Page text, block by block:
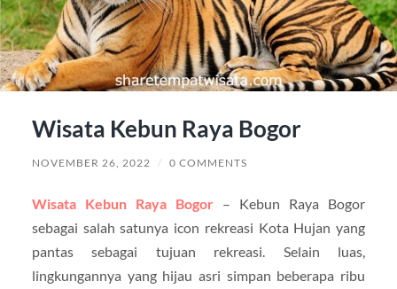
Wisata Kebun Raya Bogor
NOVEMBER 26, 2022 / 0 COMMENTS
Wisata Kebun Raya Bogor– Kebun Raya Bogor
sebagai salah satunya icon rekreasi Kota Hujan yang
pantas sebagai tujuan rekreasi. Selain luas,
lingkungannya yang hijau asri simpan beberapa ribu